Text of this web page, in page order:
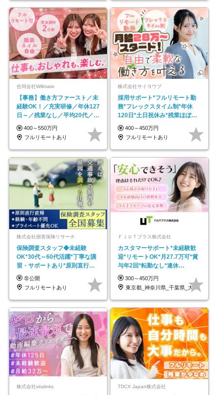
合同会社Willmate
【事務】働き方ファースト／未
経験OK！／充実研修／年休127
日～／残業なし／平均20代／リ
モートOK
400～550万円
フルリモートあり
株式会社サイヨウブ
採用サポート*フルリモート勤
務*フレックスタイム制*年休
120日*土日祝休み*残業ほぼな
し*育児中社員8割以上
400～450万円
フルリモートあり
株式会社損害保険リサーチ
保険調査スタッフ◆未経験
OK*30代～60代活躍*丁寧な講
習・サポートあり*原則直行直
帰／全国募集・業務委託
非公開
フルリモートあり
ＦＪＵＴプラス株式会社
カスタマーサポート*未経験歓
迎*リモートOK*月27.7万可*賞
与年2回*転勤なし*連休
OK/ZE010232
300～450万円
東京都_神奈川県_千葉県_大阪府_愛知県…
株式会社viralinks TDCX Japan株式会社